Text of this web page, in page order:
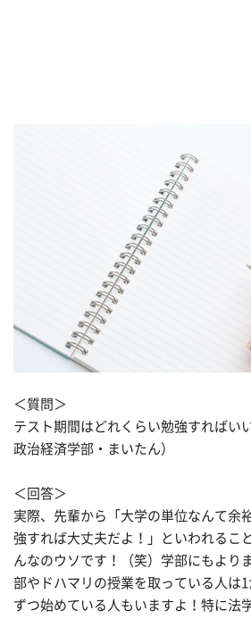
＜質問＞
テスト期間はどれくらい勉強すればい
政治経済学部・まいたん）
＜回答＞
実際、先輩から「大学の単位なんて余
強すれば大丈夫だよ！」といわれるこ
んなのウソです！（笑）学部にもより
部やドハマリの授業を取っている人は
ずつ始めている人もいますよ！特に法